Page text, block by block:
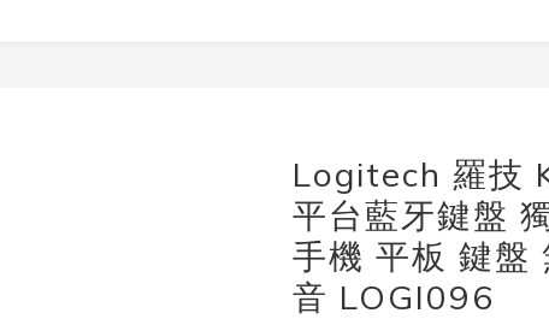
Logitech 羅技
平台藍牙鍵盤
手機 平板 鍵盤
音 LOGI096